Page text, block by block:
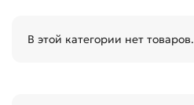
В этой категории нет товаров.